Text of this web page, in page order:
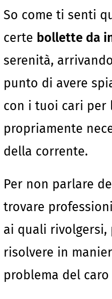
So come ti senti
certe bollette da
serenità,
punto di avere
con i tuoi cari per
propriamente
della corrente.
Per non parlare
trovare
ai quali rivolgersi,
risolvere in
problema del